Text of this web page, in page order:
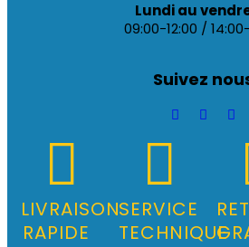
Lundi au
09:00-12:00 /
Suivez
LIVRAISON
RAPIDE
SERVICE
TECHNIQUE